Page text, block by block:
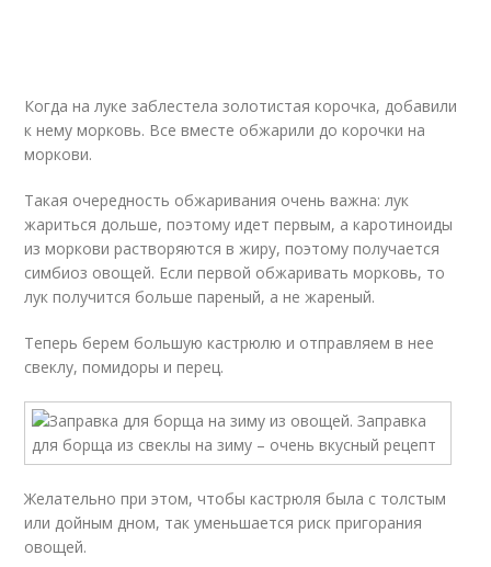
Когда на луке заблестела золотистая корочка, добавили
к нему морковь. Все вместе обжарили до корочки на
моркови.
Такая очередность обжаривания очень важна: лук
жариться дольше, поэтому идет первым, а каротиноиды
из моркови растворяются в жиру, поэтому получается
симбиоз овощей. Если первой обжаривать морковь, то
лук получится больше пареный, а не жареный.
Теперь берем большую кастрюлю и отправляем в нее
свеклу, помидоры и перец.
Желательно при этом, чтобы кастрюля была с толстым
или дойным дном, так уменьшается риск пригорания
овощей.